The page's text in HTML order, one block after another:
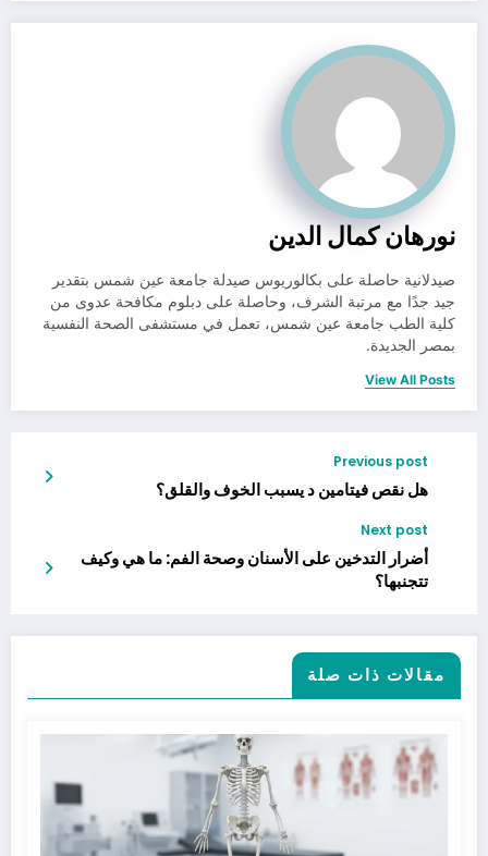
نورهان كمال الدين
صيدلانية حاصلة على بكالوريوس صيدلة جامعة عين شمس بتقدير
جيد جدًا مع مرتبة الشرف، وحاصلة على دبلوم مكافحة عدوى من
كلية الطب جامعة عين شمس، تعمل في مستشفى الصحة النفسية
بمصر الجديدة.
View All Posts
Previous post
هل نقص فيتامين د يسبب الخوف والقلق؟
Next post
أضرار التدخين على الأسنان وصحة الفم: ما هي وكيف
تتجنبها؟
مقالات ذات صلة